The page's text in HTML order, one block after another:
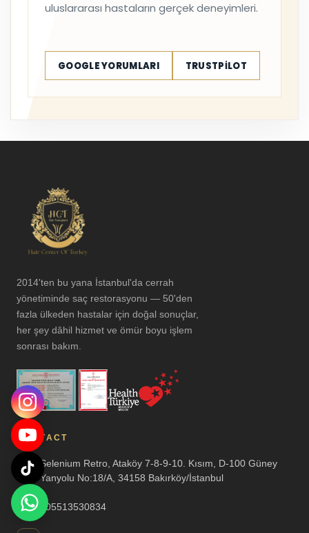
uluslararası hastaların gerçek deneyimleri.
GOOGLE YORUMLARI TRUSTPILOT
2014'ten bu yana İstanbul'da cerrah
yönetiminde saç restorasyonu — 50'den
fazla ülkeden hastalar için doğal sonuçlar,
her şey dâhil hizmet ve ömür boyu işlem
sonrası bakım.
CONTACT
Selenium Retro, Ataköy 7-8-9-10. Kısım, D-100 Güney
Yanyolu No:18/A, 34158 Bakırköy/İstanbul
905513530834